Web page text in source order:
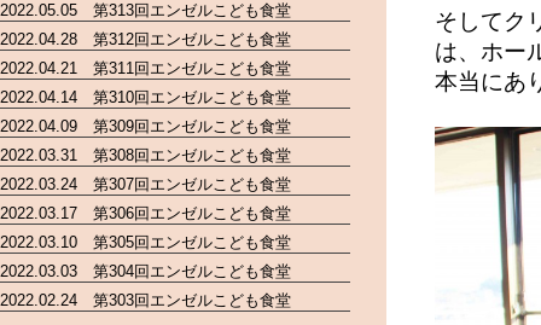
そしてク
は、ホー
本当にあ
2022.05.05 第313回エンゼルこども食堂
2022.04.28 第312回エンゼルこども食堂
2022.04.21 第311回エンゼルこども食堂
2022.04.14 第310回エンゼルこども食堂
2022.04.09 第309回エンゼルこども食堂
2022.03.31 第308回エンゼルこども食堂
2022.03.24 第307回エンゼルこども食堂
2022.03.17 第306回エンゼルこども食堂
2022.03.10 第305回エンゼルこども食堂
2022.03.03 第304回エンゼルこども食堂
2022.02.24 第303回エンゼルこども食堂